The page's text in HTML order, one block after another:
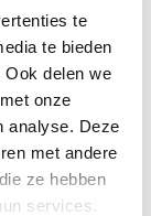
te
te bieden
delen we
onze
analyse. Deze
met andere
ze hebben
services.
handige
is.
Nederland.*